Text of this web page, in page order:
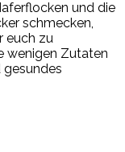
und die
schmecken,
euch zu
wenigen Zutaten